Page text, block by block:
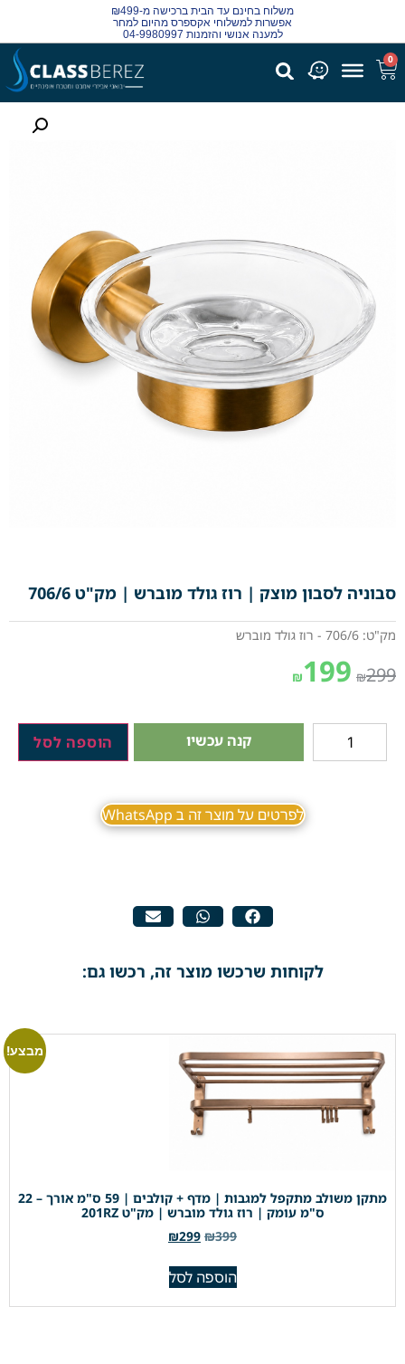
משלוח בחינם עד הבית ברכישה מ-₪499
אפשרות למשלוחי אקספרס מהיום למחר
למענה אנושי והזמנות 04-9980997
0
סבוניה לסבון מוצק | רוז גולד מוברש | מק"ט 706/6
מק"ט: 706/6 - רוז גולד מוברש
₪299
₪199
קנה עכשיו הוספה לסל
לפרטים על מוצר זה ב WhatsApp
לקוחות שרכשו מוצר זה, רכשו גם:
מבצע!
מתקן משולב מתקפל למגבות | מדף + קולבים | 59 ס"מ אורך – 22
ס"מ עומק | רוז גולד מוברש | מק"ט 201RZ
₪399
₪299
הוספה לסל